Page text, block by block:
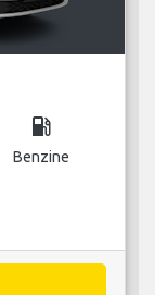
local_gas_station
Benzine